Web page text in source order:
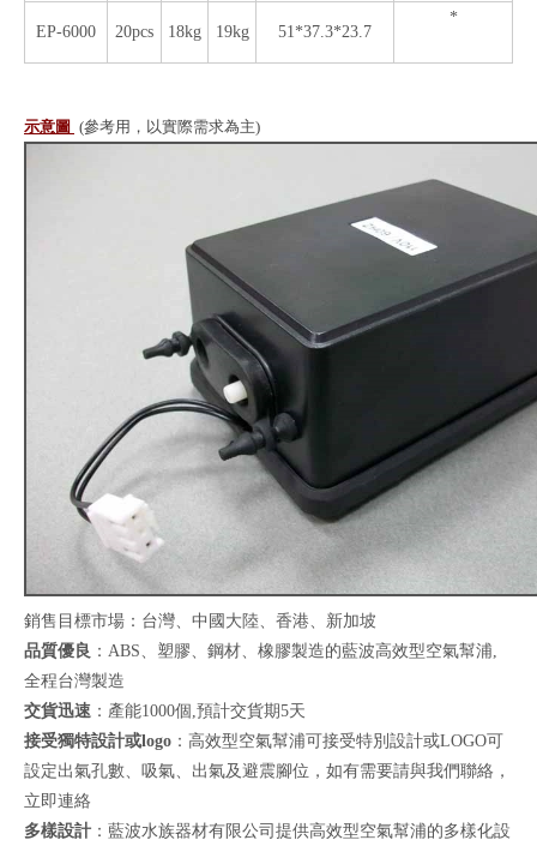
EP-6000 20pcs 18kg 19kg 51*37.3*23.7
*
示意圖 (參考用，以實際需求為主)
銷售目標市場：台灣、中國大陸、香港、新加坡
品質優良 ：ABS、塑膠、鋼材、橡膠製造的藍波高效型空氣幫浦,
全程台灣製造
交貨迅速 ：產能1000個,預計交貨期5天
接受獨特設計或logo ：高效型空氣幫浦可接受特別設計或LOGO可
設定出氣孔數、吸氣、出氣及避震腳位，如有需要請與我們聯絡，
立即連絡
多樣設計 ：藍波水族器材有限公司提供高效型空氣幫浦的多樣化設